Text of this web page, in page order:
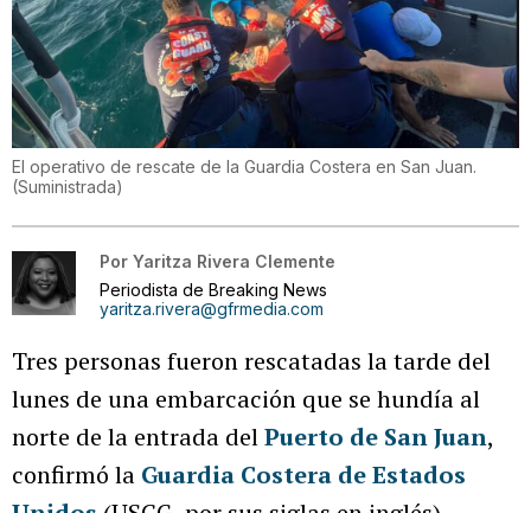
El operativo de rescate de la Guardia Costera en San Juan.
(Suministrada)
Por Yaritza Rivera Clemente
Periodista de Breaking News
yaritza.rivera@gfrmedia.com
Tres personas fueron rescatadas la tarde del
lunes de una embarcación que se hundía al
norte de la entrada delPuerto de San Juan,
confirmó la Guardia Costera de Estados